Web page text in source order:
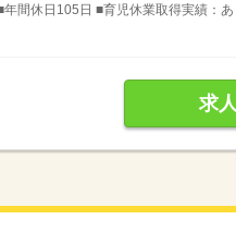
間休日105日 ■育児休業取得実績：あ
求